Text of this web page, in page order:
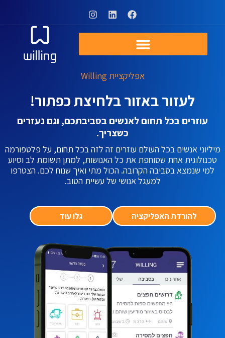
אפליקציית Willing
לעזור באזור בלחיצת כפתור!
עוזרים בכל תחום לאנשים בסביבתכם, וגם נעזרים
כשצריך.
מיליוני אנשים בכל העולם עוזרים זה לזה בכל תחום, על פלטפורמה
טכנולוגית אחת שסוחפת את כל האנושות, למתן תשומת לב וסיוע
למי שנמצא בסביבה הקרובה. הכול מתי ואיך שנוח לכם. הצטרפו
למעגל אנושי של עשיית הטוב.
להורדת האפליקציה גלו עוד